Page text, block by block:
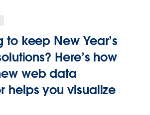
to keep New Year’s
Here’s how
web data
helps you visualize